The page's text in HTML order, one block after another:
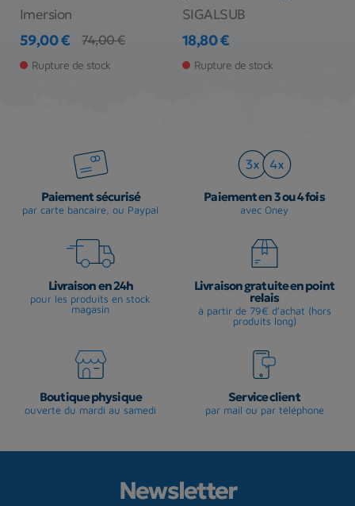
Imersion
Prix
59,00 €
Prix de base
74,00 €
Rupture de stock
SIGALSUB
Prix
18,80 €
Rupture de stock
Paiement sécurisé
par carte bancaire, ou Paypal
Paiement en 3 ou 4 fois
avec Oney
Livraison en 24h
pour les produits en stock
magasin
Livraison gratuite en point
relais
à partir de 79€ d'achat (hors
produits long)
Boutique physique
ouverte du mardi au samedi
Service client
par mail ou par téléphone
Newsletter